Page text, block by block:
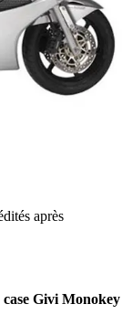
après
Givi Monokey